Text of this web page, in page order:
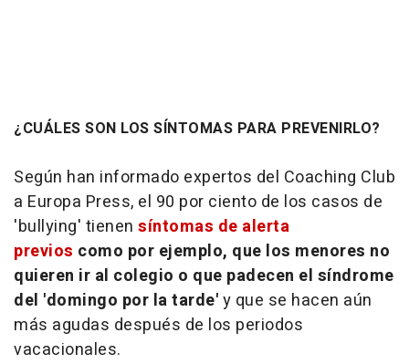
¿CUÁLES SON LOS SÍNTOMAS PARA PREVENIRLO?
Según han informado expertos del Coaching Club
a Europa Press, el 90 por ciento de los casos de
'bullying' tienen síntomas de alerta
previos como por ejemplo, que los menores no
quieren ir al colegio o que padecen el síndrome
del 'domingo por la tarde'y que se hacen aún
más agudas después de los periodos
vacacionales.